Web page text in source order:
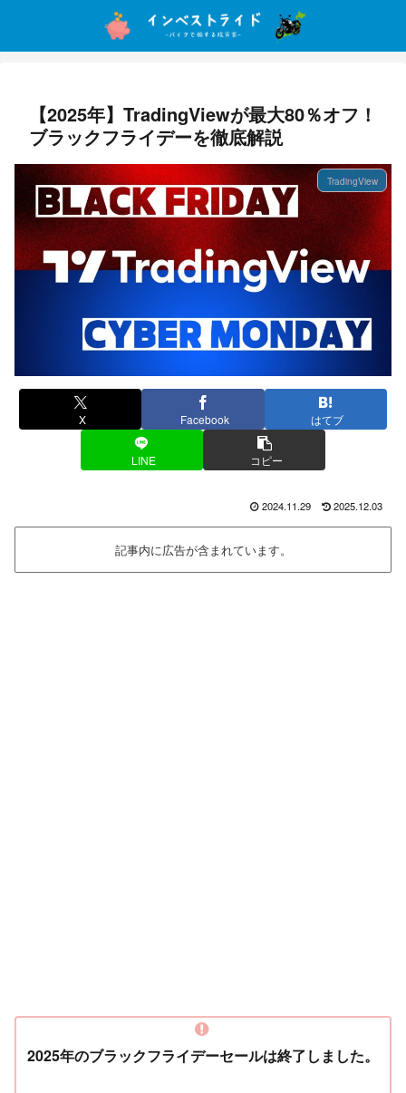
【2025年】TradingViewが最大80％オフ！
ブラックフライデーを徹底解説
TradingView
X Facebook はてブ
LINE コピー
2024.11.29 2025.12.03
記事内に広告が含まれています。
2025年のブラックフライデーセールは終了しました。